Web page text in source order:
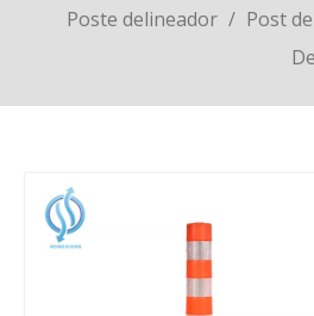
Poste delineador / Post